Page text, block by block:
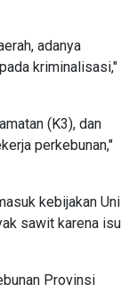
adanya
kriminalisasi,"
(K3), dan
perkebunan,"
kebijakan Uni
sawit karena isu
Provinsi